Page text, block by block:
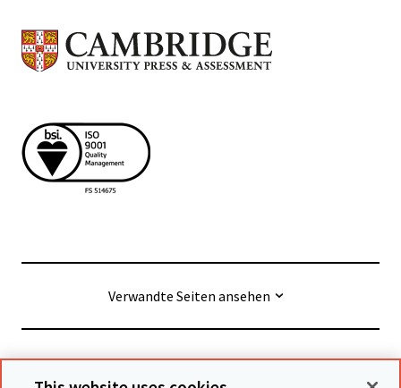
Verwandte Seiten ansehen
© Cambridge University Press & Assessment